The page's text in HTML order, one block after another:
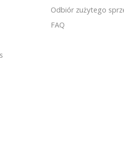
Odbiór zużytego
FAQ